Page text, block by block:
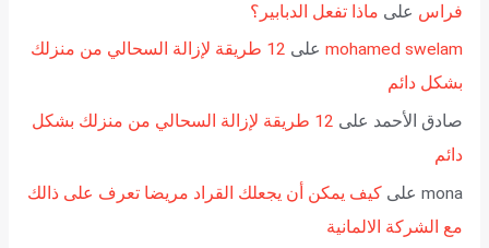
فراس على ماذا تفعل الدبابير؟
mohamed swelamعلى
12 طريقة لإزالة السحالي من منزلك
بشكل دائم
صادق الأحمد على
12 طريقة لإزالة السحالي من منزلك بشكل
دائم
monaعلى كيف يمكن أن يجعلك القراد مريضا تعرف على ذالك
مع الشركة الالمانية